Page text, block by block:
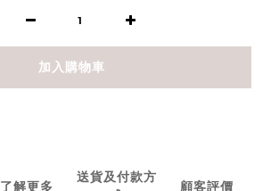
加入購物車
了解更多
送貨及付款方
顧客評價